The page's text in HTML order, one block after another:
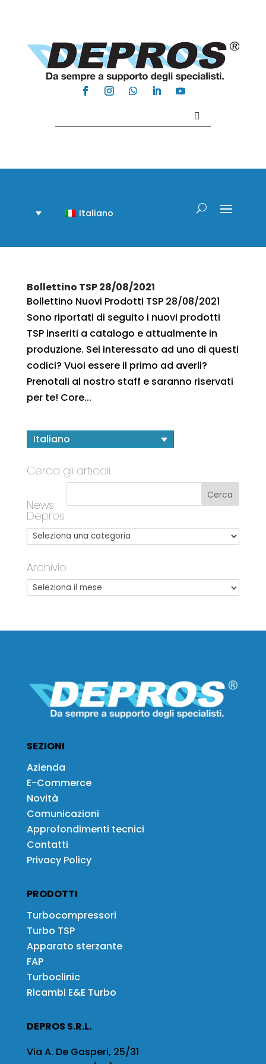
Italiano
Bollettino TSP 28/08/2021
Bollettino Nuovi Prodotti TSP 28/08/2021
Sono riportati di seguito i nuovi prodotti
TSP inseriti a catalogo e attualmente in
produzione. Sei interessato ad uno di questi
codici? Vuoi essere il primo ad averli?
Prenotali al nostro staff e saranno riservati
per te! Core...
Italiano
Cerca gli articoli
News
Depros
Archivio
SEZIONI
Azienda
E-Commerce
Novità
Comunicazioni
Approfondimenti tecnici
Contatti
Privacy Policy
PRODOTTI
Turbocompressori
Turbo TSP
Apparato sterzante
FAP
Turboclinic
Ricambi E&E Turbo
DEPROS S.R.L.
Via A. De Gasperi, 25/31